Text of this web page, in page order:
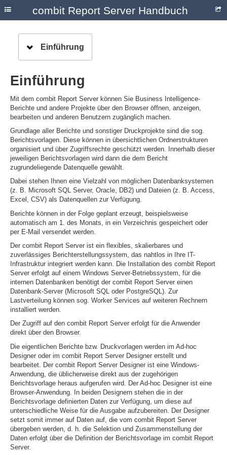
combit Report Server Handbuch
Einführung
Einführung
Mit dem combit Report Server können Sie Business Intelligence-
Berichte und andere Projekte über den Browser öffnen, anzeigen,
bearbeiten und anderen Benutzern zugänglich machen.
Grundlage aller Berichte und sonstiger Druckprojekte sind die sog.
Berichtsvorlagen. Diese können in übersichtlichen Ordnerstrukturen
organisiert und über Zugriffsrechte geschützt werden. Innerhalb dieser
jeweiligen Berichtsvorlagen wird dann die dem Bericht
zugrundeliegende Datenquelle gewählt.
Dabei stehen Ihnen eine Vielzahl von möglichen Datenbanksystemen
(z. B. Microsoft SQL Server, Oracle, DB2) und Dateien (z. B. Access,
Excel, CSV) als Datenquellen zur Verfügung.
Berichte können in der Folge geplant erzeugt, beispielsweise
automatisch am 1. des Monats, in ein Verzeichnis gespeichert oder
per E-Mail versendet werden.
Der combit Report Server ist ein flexibles, skalierbares und
zuverlässiges Berichterstellungssystem, das nahtlos in Ihre IT-
Infrastruktur integriert werden kann. Die Installation des combit Report
Server erfolgt auf einem Windows Server-Betriebssystem, für die
internen Datenbanken benötigt der combit Report Server einen
Datenbank-Server (Microsoft SQL oder PostgreSQL). Zur
Lastverteilung können sog. Worker Services auf weiteren Rechnern
installiert werden.
Der Zugriff auf den combit Report Server erfolgt für die Anwender
direkt über den Browser.
Die eigentlichen Berichte bzw. Druckvorlagen werden im Ad-hoc
Designer oder im combit Report Server Designer erstellt und
bearbeitet. Der combit Report Server Designer ist eine Windows-
Anwendung, die üblicherweise direkt aus der zugehörigen
Berichtsvorlage heraus aufgerufen wird. Der Ad-hoc Designer ist eine
Browser-Anwendung. In beiden Designern stehen die in der
Berichtsvorlage definierten Daten zur Verfügung, um diese auf
unterschiedliche Weise für die Ausgabe aufzubereiten. Der Designer
setzt somit immer auf Daten auf, die vom combit Report Server
übergeben werden, d. h. die Selektion und Zusammenstellung der
Daten erfolgt über die Definition der Berichtsvorlage im combit Report
Server.